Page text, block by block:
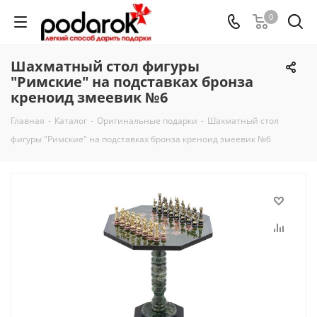
0
Шахматный стол фигуры
"Римские" на подставках бронза
креноид змеевик №6
Главная - Каталог - Оригинальные подарки - Шахматный стол
фигуры "Римские" на подставках бронза креноид змеевик №6